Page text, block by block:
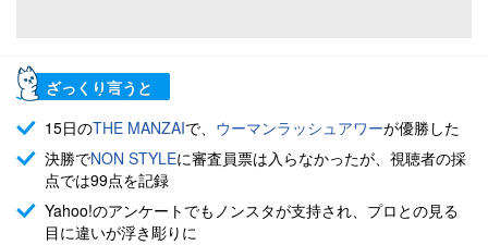
ざっくり言うと
15日のTHE MANZAIで、 ウーマンラッシュアワーが優勝した
決勝でNON STYLEに審査員票は入らなかったが、視聴者の採
点では99点を記録
Yahoo!のアンケートでもノンスタが支持され、プロとの見る
目に違いが浮き彫りに